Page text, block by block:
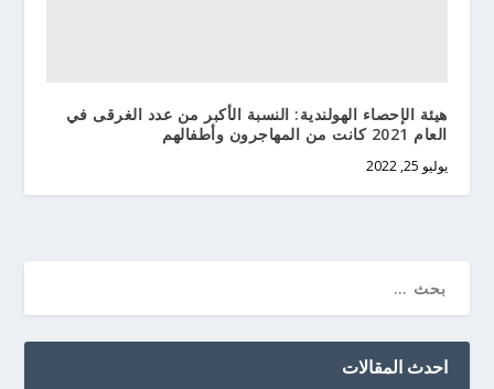
هيئة الإحصاء الهولندية: النسبة الأكبر من عدد الغرقى في
العام 2021 كانت من المهاجرون وأطفالهم
يوليو 25, 2022
احدث المقالات